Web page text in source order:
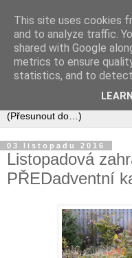
03 listopadu 2016
Listopadová
PŘEDadventní
This site uses cookies
and to analyze traffic.
shared with Google
metrics to ensure
statistics, and to detect